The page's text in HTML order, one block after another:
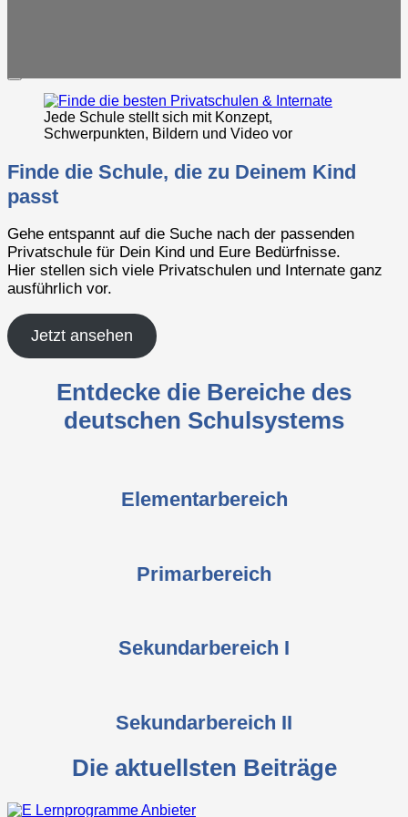
Jede Schule stellt sich mit Konzept,
Schwerpunkten, Bildern und Video vor
Finde die Schule, die zu Deinem Kind
passt
Gehe entspannt auf die Suche nach der passenden
Privatschule für Dein Kind und Eure Bedürfnisse.
Hier stellen sich viele Privatschulen und Internate ganz
ausführlich vor.
Jetzt ansehen
Entdecke die Bereiche des
deutschen Schulsystems
Elementarbereich
Primarbereich
Sekundarbereich I
Sekundarbereich II
Die aktuellsten Beiträge